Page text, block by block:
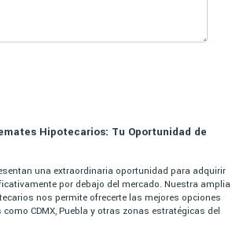
Hipotecarios: Tu Oportunidad de
una extraordinaria oportunidad para adquirir
por debajo del mercado. Nuestra amplia
nos permite ofrecerte las mejores opciones
CDMX, Puebla y otras zonas estratégicas del